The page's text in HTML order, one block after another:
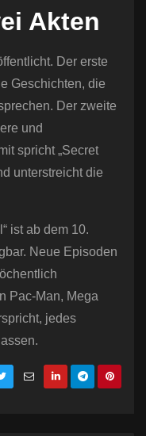
Akten
Der erste
Geschichten, die
Der zweite
und
spricht „Secret
unterstreicht die
ist ab dem 10.
Neue Episoden
Pac-Man, Mega
jedes